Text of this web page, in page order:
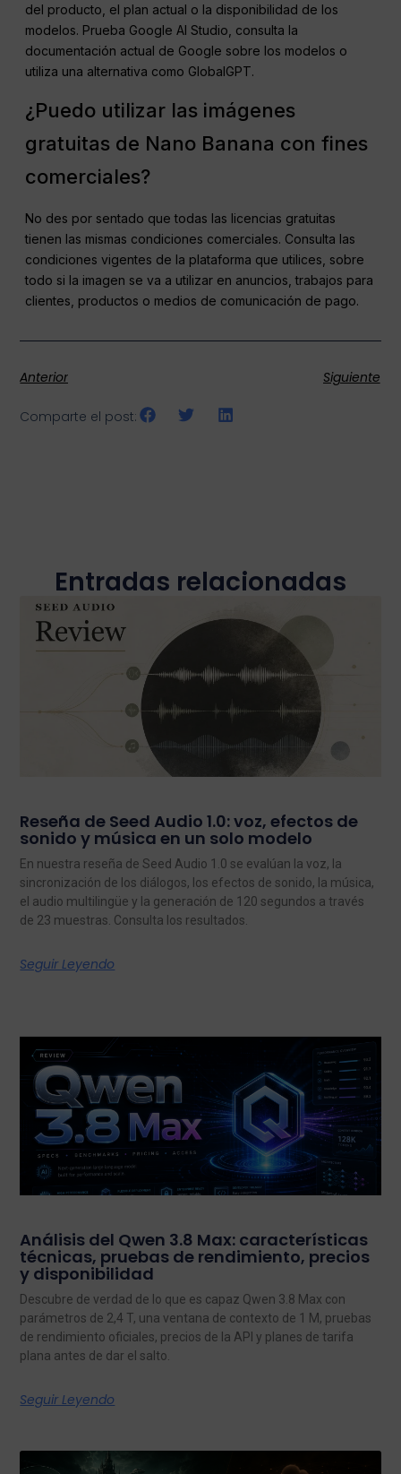
del producto, el plan actual o la disponibilidad de los
modelos. Prueba Google AI Studio, consulta la
documentación actual de Google sobre los modelos o
utiliza una alternativa como GlobalGPT.
¿Puedo utilizar las imágenes
gratuitas de Nano Banana con fines
comerciales?
No des por sentado que todas las licencias gratuitas
tienen las mismas condiciones comerciales. Consulta las
condiciones vigentes de la plataforma que utilices, sobre
todo si la imagen se va a utilizar en anuncios, trabajos para
clientes, productos o medios de comunicación de pago.
Anterior Siguiente
Comparte el post:
Entradas relacionadas
Reseña de Seed Audio 1.0: voz, efectos de
sonido y música en un solo modelo
En nuestra reseña de Seed Audio 1.0 se evalúan la voz, la
sincronización de los diálogos, los efectos de sonido, la música,
el audio multilingüe y la generación de 120 segundos a través
de 23 muestras. Consulta los resultados.
Seguir Leyendo
Análisis del Qwen 3.8 Max: características
técnicas, pruebas de rendimiento, precios
y disponibilidad
Descubre de verdad de lo que es capaz Qwen 3.8 Max con
parámetros de 2,4 T, una ventana de contexto de 1 M, pruebas
de rendimiento oficiales, precios de la API y planes de tarifa
plana antes de dar el salto.
Seguir Leyendo